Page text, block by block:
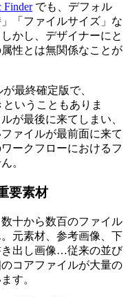
Finderでも、デフォル
「ファイルサイズ」な
かし、デザイナーにと
性とは無関係なことが
最終確定版で、
ということもありま
が最後に来てしまい、
ァイルが最前面に来て
ークフローにおけるフ
。
要素材
十から数百のファイル
元素材、参考画像、下
出し画像…従来の並び
コアファイルが大量の
す。